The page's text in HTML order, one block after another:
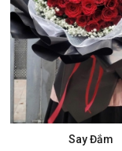
Say Đắm
Mua ngay